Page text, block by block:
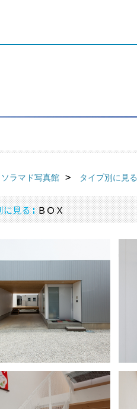
ソラマド写真館 タイプ別に見る
に見る ＢＯＸ